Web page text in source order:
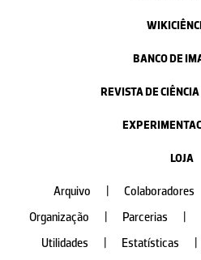
BANCO DE
REVISTA DE
LOJA
Arquivo Colaboradores
Organização
Parcerias
Utilidades
Estatísticas